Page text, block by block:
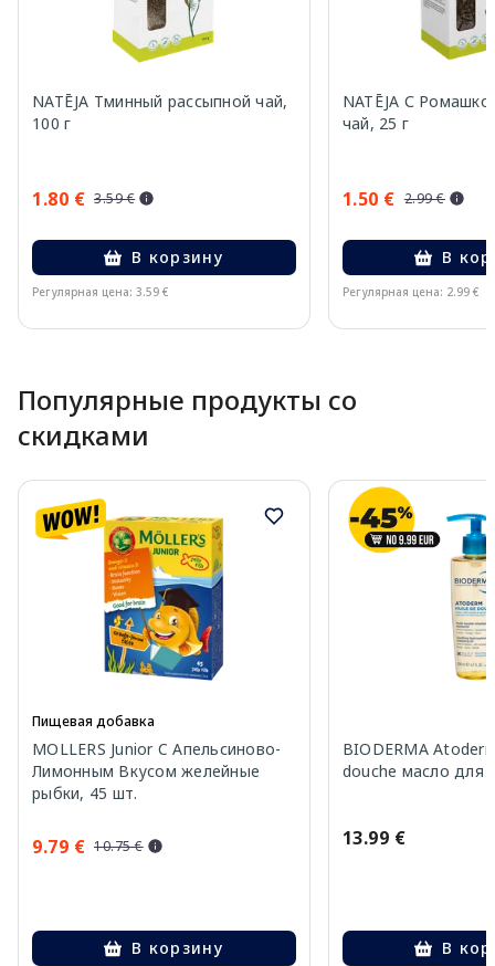
NATĒJA Тминный рассыпной чай,
100 г
1.80 € 3.59 €
В корзину
Регулярная цена: 3.59 €
NATĒJA С
чай, 25 г
1.50 € 2.99 €
В
Регулярная цена: 2.99 €
Популярные продукты со
скидками
Пищевая добавка
MOLLERS Junior C Апельсиново-
Лимонным Вкусом желейные
рыбки, 45 шт.
9.79 € 10.75 €
В корзину
BIODERMA
douche масло для
13.99 €
В